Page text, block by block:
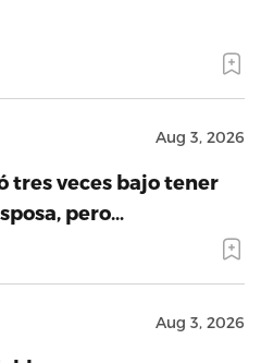
Aug 3, 2026
tres veces bajo tener
pero…
Aug 3, 2026